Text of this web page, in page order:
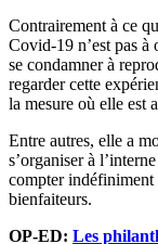
Contrairement à ce
Covid-19 n’est pas à
se condamner à
regarder cette
la mesure où elle est
Entre autres, elle a
s’organiser à
compter indéfiniment
bienfaiteurs.
OP-ED: Les